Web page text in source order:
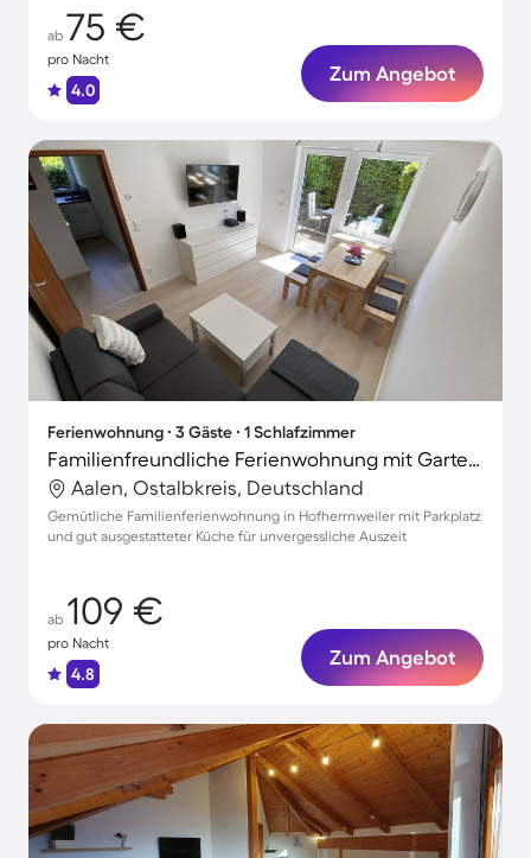
ab 75 €
pro Nacht
4.0
Zum Angebot
Ferienwohnung ∙ 3 Gäste ∙ 1 Schlafzimmer
Familienfreundliche Ferienwohnung mit Garten, Sauna und Terrasse
Aalen, Ostalbkreis, Deutschland
Gemütliche Familienferienwohnung in Hofherrnweiler mit Parkplatz
und gut ausgestatteter Küche für unvergessliche Auszeit
ab 109 €
pro Nacht
4.8
Zum Angebot